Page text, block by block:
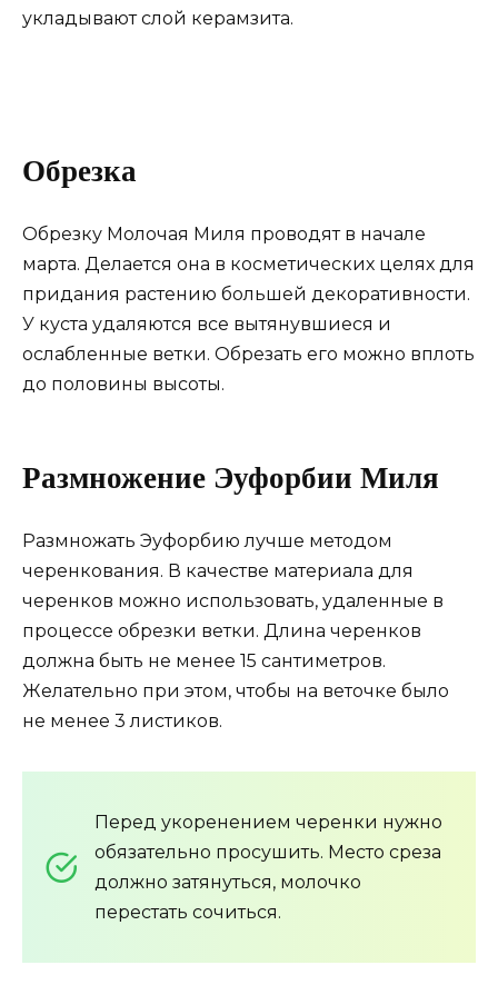
укладывают слой керамзита.
Обрезка
Обрезку Молочая Миля проводят в начале
марта. Делается она в косметических целях для
придания растению большей декоративности.
У куста удаляются все вытянувшиеся и
ослабленные ветки. Обрезать его можно вплоть
до половины высоты.
Размножение Эуфорбии Миля
Размножать Эуфорбию лучше методом
черенкования. В качестве материала для
черенков можно использовать, удаленные в
процессе обрезки ветки. Длина черенков
должна быть не менее 15 сантиметров.
Желательно при этом, чтобы на веточке было
не менее 3 листиков.
Перед укоренением черенки нужно
обязательно просушить. Место среза
должно затянуться, молочко
перестать сочиться.